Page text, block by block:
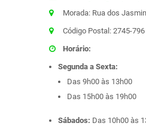
Morada: Rua dos
Código Postal: 2745-
Horário:
Segunda a Sexta:
Das 9h00 às 13h00
Das 15h00 às 19h00
Sábados: Das 10h00 às